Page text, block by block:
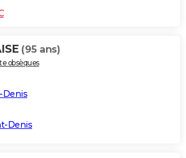
(95 ans)
obsèques
Denis
Denis